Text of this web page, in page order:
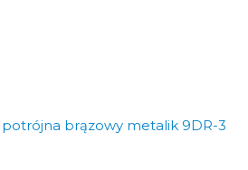
brązowy metalik 9DR-3